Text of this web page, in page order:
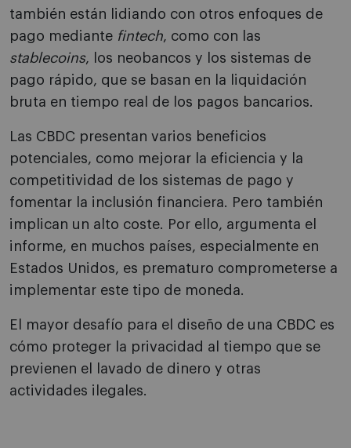
también están lidiando con otros enfoques de
pago mediante fintech, como con las
stablecoins, los neobancos y los sistemas de
pago rápido, que se basan en la liquidación
bruta en tiempo real de los pagos bancarios.
Las CBDC presentan varios beneficios
potenciales, como mejorar la eficiencia y la
competitividad de los sistemas de pago y
fomentar la inclusión financiera. Pero también
implican un alto coste. Por ello, argumenta el
informe, en muchos países, especialmente en
Estados Unidos, es prematuro comprometerse a
implementar este tipo de moneda.
El mayor desafío para el diseño de una CBDC es
cómo proteger la privacidad al tiempo que se
previenen el lavado de dinero y otras
actividades ilegales.